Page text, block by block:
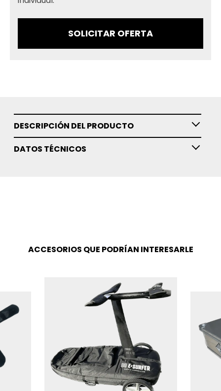
SOLICITAR OFERTA
DESCRIPCIÓN DEL PRODUCTO
DATOS TÉCNICOS
ACCESORIOS QUE PODRÍAN INTERESARLE